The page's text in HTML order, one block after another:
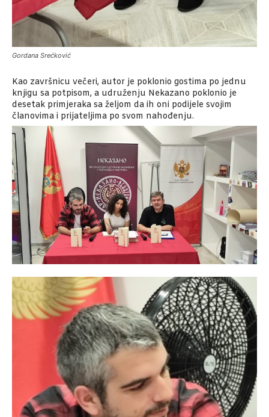
Gordana Srećković
Kao završnicu večeri, autor je poklonio gostima po jednu
knjigu sa potpisom, a udruženju Nekazano poklonio je
desetak primjeraka sa željom da ih oni podijele svojim
članovima i prijateljima po svom nahođenju.